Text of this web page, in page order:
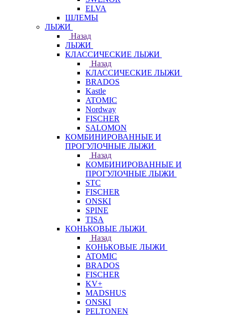
ELVA
ШЛЕМЫ
ЛЫЖИ
Назад
ЛЫЖИ
КЛАССИЧЕСКИЕ ЛЫЖИ
Назад
КЛАССИЧЕСКИЕ ЛЫЖИ
BRADOS
Kastle
ATOMIC
Nordway
FISCHER
SALOMON
КОМБИНИРОВАННЫЕ И
ПРОГУЛОЧНЫЕ ЛЫЖИ
Назад
КОМБИНИРОВАННЫЕ И
ПРОГУЛОЧНЫЕ ЛЫЖИ
STC
FISCHER
ONSKI
SPINE
TISA
КОНЬКОВЫЕ ЛЫЖИ
Назад
КОНЬКОВЫЕ ЛЫЖИ
ATOMIC
BRADOS
FISCHER
KV+
MADSHUS
ONSKI
PELTONEN